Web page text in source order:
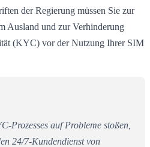
der Regierung müssen Sie zur
Ausland und zur Verhinderung
(KYC) vor der Nutzung Ihrer SIM
Prozesses auf Probleme stoßen,
24/7-Kundendienst von